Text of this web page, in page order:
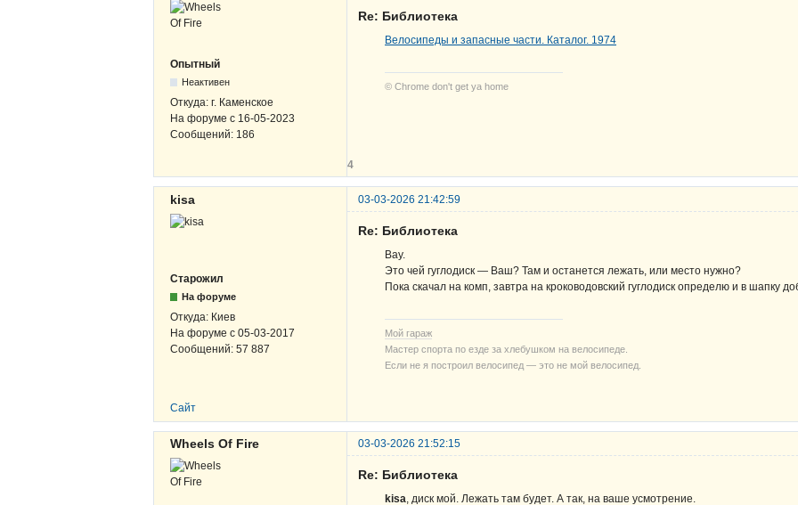
Опытный
Неактивен
Откуда: г. Каменское
На форуме с 16-05-2023
Сообщений: 186
Re: Библиотека
Велосипеды и запасные части. Каталог. 1974
© Chrome don't get ya home
4
kisa 03-03-2026 21:42:59
Старожил
На форуме
Откуда: Киев
На форуме с 05-03-2017
Сообщений: 57 887
Re: Библиотека
Вау.
Это чей гуглодиск — Ваш? Там и останется лежать, или место нужно?
Пока скачал на комп, завтра на кроководовский гуглодиск определю и в шапку
Мой гараж
Мастер спорта по езде за хлебушком на велосипеде.
Если не я построил велосипед — это не мой велосипед.
Сайт
Wheels Of Fire 03-03-2026 21:52:15
Re: Библиотека
kisa, диск мой. Лежать там будет. А так, на ваше усмотрение.